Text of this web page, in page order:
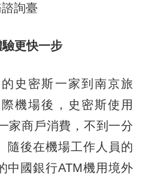
詢臺
更快一步
密斯一家到南京旅
機場後，史密斯使用
家商戶消費，不到一分
隨後在機場工作人員的
中國銀行ATM機用境外